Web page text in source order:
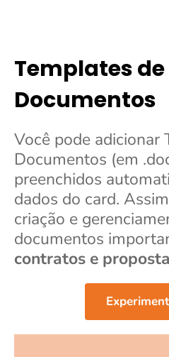
Templates de
Documentos
Você pode adicionar
Documentos (em
preenchidos
dados do card. Assim
criação e
documentos
contratos e